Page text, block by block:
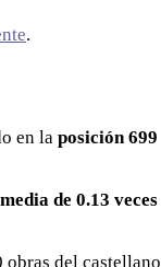
.
en la posición 699
de 0.13 veces
obras del castellano